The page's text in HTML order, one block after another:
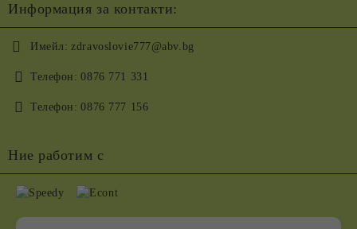
Информация за контакти:
Имейл: zdravoslovie777@abv.bg
Телефон: 0876 771 331
Телефон: 0876 777 156
Ние работим с